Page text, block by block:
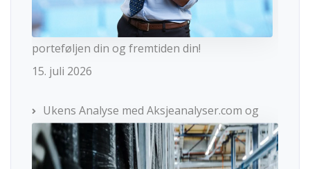
porteføljen din og fremtiden din!
15. juli 2026
Ukens Analyse med Aksjeanalyser.com og